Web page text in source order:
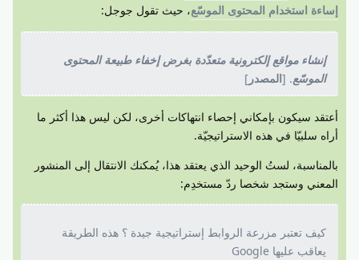
إساءة استخدام المحتوى الموسّع، حيث تقول جوجل:
إنشاء مواقع إلكترونية متعدّدة بغرض إخفاء طبيعة المحتوى
الموسّع. [المصدر ]
أعتقد سيكون بإمكاني إحصاء انتهاكات أخرى، لكن ليس هذا أكثر ما
أراه سلبيّا في هذه الاستراتيجيّة.
بالمناسبة، لستُ الوحيد الذي يعتقد هذا، يُمكنك الانتقال إلى المنشور
المعني وستجد شخصا ردّ مستخدِم:
كيف تعتبر مزرعة الروابط إستراتيجية جيدة ؟ هذه الطريقة
يعاقب عليها Google